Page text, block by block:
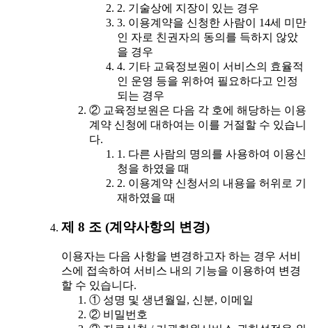
2. 기술상에 지장이 있는 경우
3. 이용계약을 신청한 사람이 14세 미만
인 자로 친권자의 동의를 득하지 않았
을 경우
4. 기타 교육정보원이 서비스의 효율적
인 운영 등을 위하여 필요하다고 인정
되는 경우
② 교육정보원은 다음 각 호에 해당하는 이용
계약 신청에 대하여는 이를 거절할 수 있습니
다.
1. 다른 사람의 명의를 사용하여 이용신
청을 하였을 때
2. 이용계약 신청서의 내용을 허위로 기
재하였을 때
제 8 조 (계약사항의 변경)
이용자는 다음 사항을 변경하고자 하는 경우 서비
스에 접속하여 서비스 내의 기능을 이용하여 변경
할 수 있습니다.
① 성명 및 생년월일, 신분, 이메일
② 비밀번호